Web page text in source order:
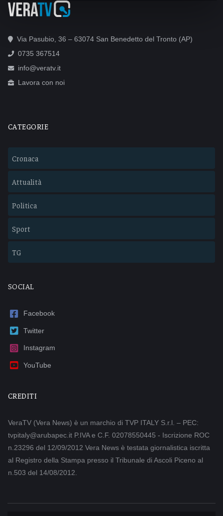
Via Pasubio, 36 – 63074 San Benedetto del Tronto (AP)
0735 367514
info@veratv.it
Lavora con noi
CATEGORIE
Cronaca
Attualità
Politica
Sport
TG
SOCIAL
Facebook
Twitter
Instagram
YouTube
CREDITI
VeraTV (Vera News) è un marchio di TVP ITALY S.r.l. – PEC:
tvpitaly@arubapec.it P.IVA e C.F. 02078550445 - Iscrizione ROC
n.23296 del 12/09/2012 Vera News è testata giornalistica iscritta
al Registro della Stampa presso il Tribunale di Ascoli Piceno al
n.503 del 14/08/2012.